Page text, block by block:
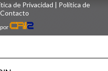
de Privacidad
Política de
Contacto